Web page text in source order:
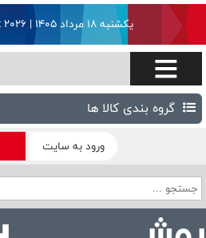
یکشنبه ۱۸ مرداد ۱۴۰۵ | Sunday 9 August 2026
گروه بندی کالا ها
ورود به سایت